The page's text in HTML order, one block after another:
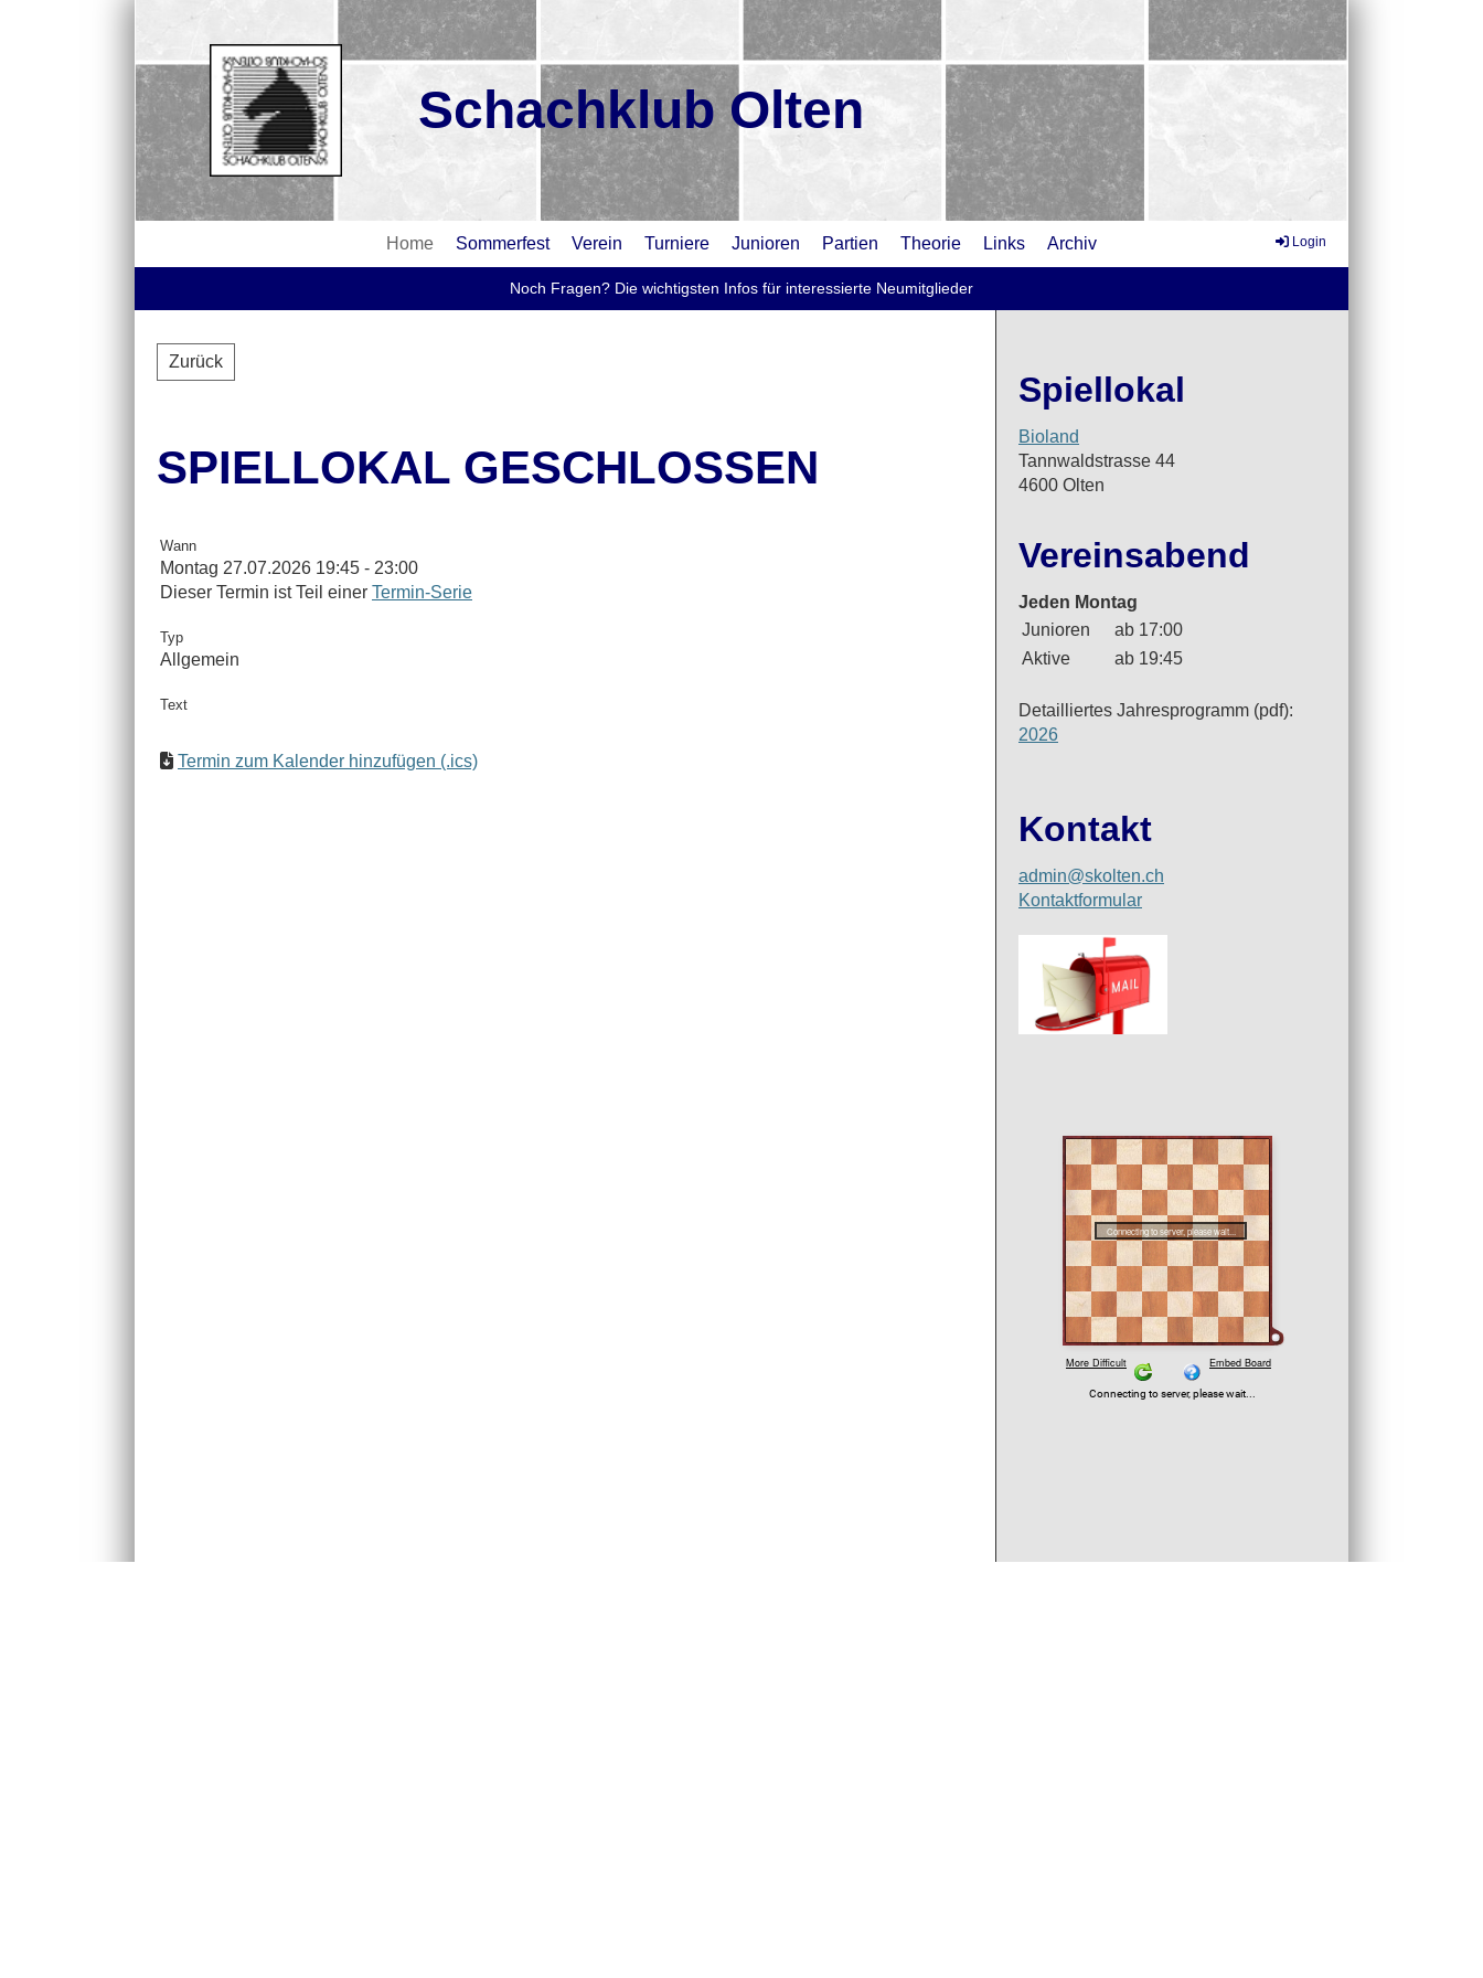
Schachklub Olten
Home Sommerfest Verein Turniere Junioren Partien Theorie Links Archiv Login
Noch Fragen? Die wichtigsten Infos für interessierte Neumitglieder
Zurück
SPIELLOKAL GESCHLOSSEN
Wann
Montag 27.07.2026 19:45 - 23:00
Dieser Termin ist Teil einer Termin-Serie
Typ
Allgemein
Text
Termin zum Kalender hinzufügen (.ics)
Spiellokal
Bioland
Tannwaldstrasse 44
4600 Olten
Vereinsabend
Jeden Montag
Junioren
ab 17:00
Aktive
ab 19:45
Detailliertes Jahresprogramm (pdf):
2026
Kontakt
admin@skolten.ch
Kontaktformular